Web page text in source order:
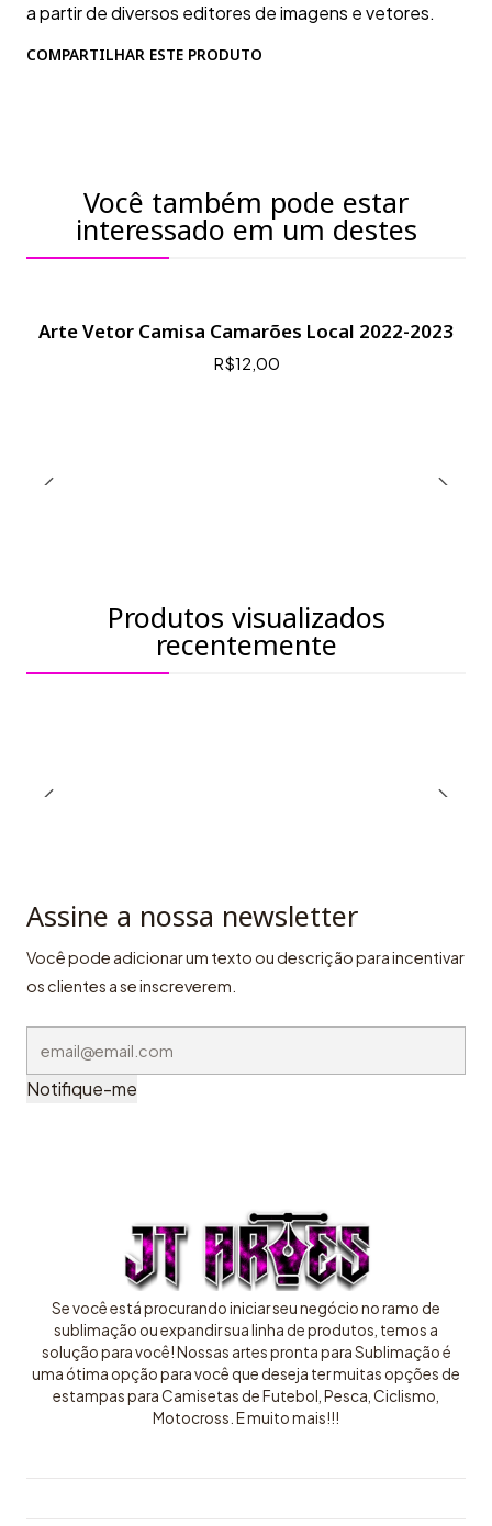
a partir de diversos editores de imagens e vetores.
COMPARTILHAR ESTE PRODUTO
Você também pode estar
interessado em um destes
Arte Vetor Camisa Camarões Local 2022-2023
R$12,00
Produtos visualizados
recentemente
Assine a nossa newsletter
Você pode adicionar um texto ou descrição para incentivar
os clientes a se inscreverem.
Notifique-me
Se você está procurando iniciar seu negócio no ramo de
sublimação ou expandir sua linha de produtos, temos a
solução para você! Nossas artes pronta para Sublimação é
uma ótima opção para você que deseja ter muitas opções de
estampas para Camisetas de Futebol, Pesca, Ciclismo,
Motocross. E muito mais!!!